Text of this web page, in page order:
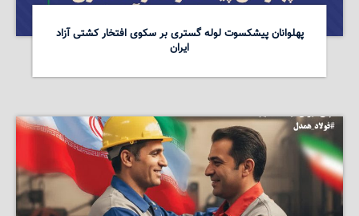
پهلوانان پیشکسوت لوله گستری بر سکوی افتخار کشتی آزاد
ایران